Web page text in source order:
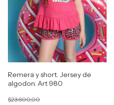
Remera y short. Jersey de
algodon. Art 980
$23.600,00